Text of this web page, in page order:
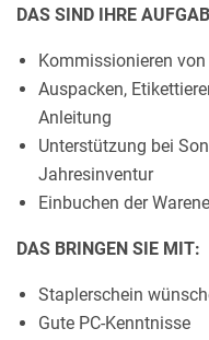
DAS SIND IHRE
Kommissionieren
Auspacken,
Anleitung
Unterstützung bei
Jahresinventur
Einbuchen der
DAS BRINGEN SIE MIT:
Staplerschein
Gute PC-Kenntnisse